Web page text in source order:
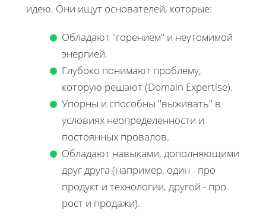
идею. Они ищут основателей, которые:
Обладают "горением" и неутомимой
энергией.
Глубоко понимают проблему,
которую решают (Domain Expertise).
Упорны и способны "выживать" в
условиях неопределенности и
постоянных провалов.
Обладают навыками, дополняющими
друг друга (например, один - про
продукт и технологии, другой - про
рост и продажи).